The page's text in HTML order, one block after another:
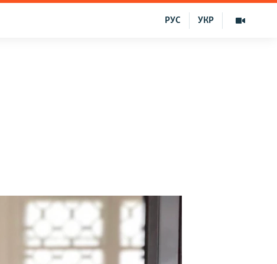
УКР
РУС